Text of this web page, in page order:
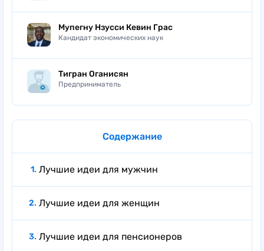
Мупегну Нзусси Кевин Грас
Кандидат экономических наук
Тигран Оганисян
Предприниматель
Содержание
Лучшие идеи для мужчин
Лучшие идеи для женщин
Лучшие идеи для пенсионеров